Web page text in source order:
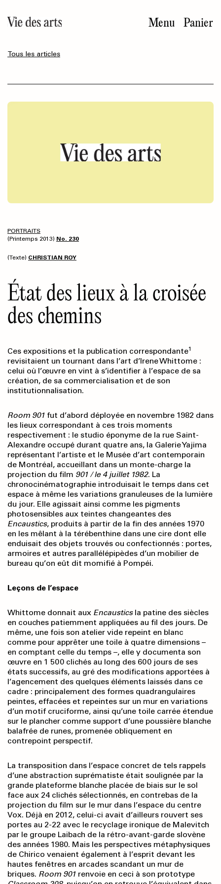
au
contenu
Menu Panier
Tous les articles
PORTRAITS
(Printemps 2013) No. 230
(Texte) CHRISTIAN ROY
État des lieux à la croisée
des chemins
Ces expositions et la publication correspondante1
revisitaient un tournant dans l’art d’Irene Whittome :
celui où l’œuvre en vint à s’identifier à l’espace de sa
création, de sa commercialisation et de son
institutionnalisation.
Room 901 fut d’abord déployée en novembre 1982 dans
les lieux correspondant à ces trois moments
respectivement : le studio éponyme de la rue Saint-
Alexandre occupé durant quatre ans, la Galerie Yajima
représentant l’artiste et le Musée d’art contemporain
de Montréal, accueillant dans un monte-charge la
projection du film 901 / le 4 juillet 1982. La
chronocinématographie introduisait le temps dans cet
espace à même les variations granuleuses de la lumière
du jour. Elle agissait ainsi comme les pigments
photosensibles aux teintes changeantes des
Encaustics, produits à partir de la fin des années 1970
en les mêlant à la térébenthine dans une cire dont elle
enduisait des objets trouvés ou confectionnés : portes,
armoires et autres parallélépipèdes d’un mobilier de
bureau qu’on eût dit momifié à Pompéi.
Leçons de l’espace
Whittome donnait aux Encausticsla patine des siècles
en couches patiemment appliquées au fil des jours. De
même, une fois son atelier vide repeint en blanc
comme pour apprêter une toile à quatre dimensions –
en comptant celle du temps –, elle y documenta son
œuvre en 1 500 clichés au long des 600 jours de ses
états successifs, au gré des modifications apportées à
l’agencement des quelques éléments laissés dans ce
cadre : principalement des formes quadrangulaires
peintes, effacées et repeintes sur un mur en variations
d’un motif cruciforme, ainsi qu’une toile carrée étendue
sur le plancher comme support d’une poussière blanche
balafrée de runes, promenée obliquement en
contrepoint perspectif.
La transposition dans l’espace concret de tels rappels
d’une abstraction suprématiste était soulignée par la
grande plateforme blanche placée de biais sur le sol
face aux 24 clichés sélectionnés, en contrebas de la
projection du film sur le mur dans l’espace du centre
Vox. Déjà en 2012, celui-ci avait d’ailleurs rouvert ses
portes au 2-22 avec le recyclage ironique de Malevitch
par le groupe Laibach de la rétro-avant-garde slovène
des années 1980. Mais les perspectives métaphysiques
de Chirico venaient également à l’esprit devant les
hautes fenêtres en arcades scandant un mur de
briques. Room 901 renvoie en ceci à son prototype